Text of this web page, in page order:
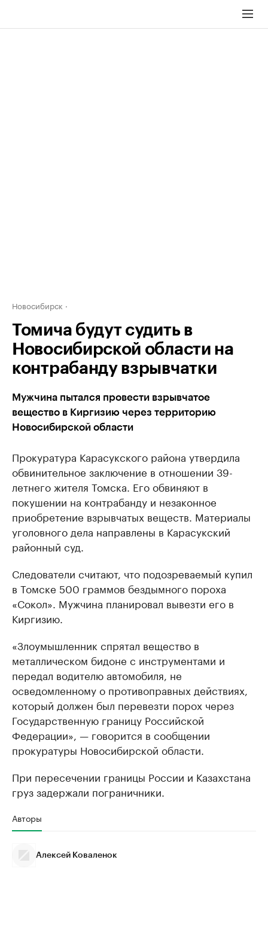
Новосибирск
Томича будут судить в
Новосибирской области на
контрабанду взрывчатки
Мужчина пытался провести взрывчатое
вещество в Киргизию через территорию
Новосибирской области
Прокуратура Карасукского района утвердила
обвинительное заключение в отношении 39-
летнего жителя Томска. Его обвиняют в
покушении на контрабанду и незаконное
приобретение взрывчатых веществ. Материалы
уголовного дела направлены в Карасукский
районный суд.
Следователи считают, что подозреваемый купил
в Томске 500 граммов бездымного пороха
«Сокол». Мужчина планировал вывезти его в
Киргизию.
«Злоумышленник спрятал вещество в
металлическом бидоне с инструментами и
передал водителю автомобиля, не
осведомленному о противоправных действиях,
который должен был перевезти порох через
Государственную границу Российской
Федерации», — говорится в сообщении
прокуратуры Новосибирской области.
При пересечении границы России и Казахстана
груз задержали пограничники.
Авторы
Алексей Коваленок